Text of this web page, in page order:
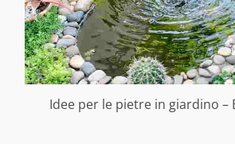
Idee per le pietre in giardino –